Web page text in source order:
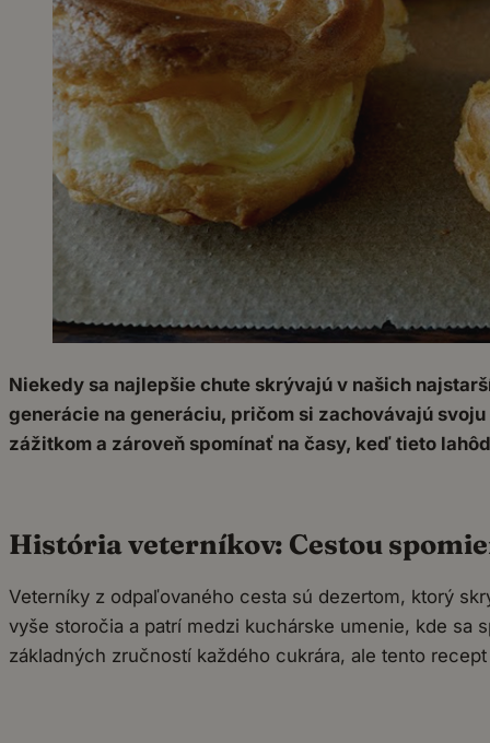
Niekedy sa najlepšie chute skrývajú v našich
generácie na generáciu, pričom si zachovávajú
zážitkom a zároveň spomínať na časy, keď tieto
História veterníkov: Cestou
Veterníky z odpaľovaného cesta sú dezertom, ktorý
vyše storočia a patrí medzi kuchárske umenie, kde sa
základných zručností každého cukrára, ale tento